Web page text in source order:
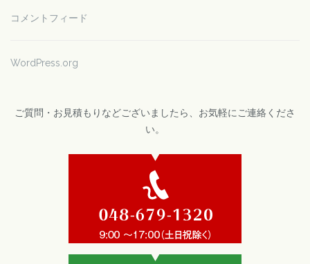
コメントフィード
WordPress.org
ご質問・お見積もりなどございましたら、お気軽にご連絡くださ
い。